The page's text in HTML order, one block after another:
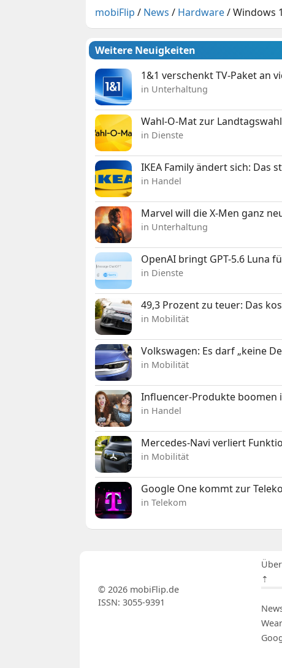
mobiFlip / News / Hardware/Windows
Weitere Neuigkeiten
1&1 verschenkt TV-Paket an
in Unterhaltung
Wahl-O-Mat zur
in Dienste
IKEA Family ändert sich: Das
in Handel
Marvel will die X-Men ganz
in Unterhaltung
OpenAI bringt GPT-5.6 Luna
in Dienste
49,3 Prozent zu teuer: Das
in Mobilität
Volkswagen: Es darf „keine
in Mobilität
Influencer-Produkte boomen
in Handel
Mercedes-Navi verliert
in Mobilität
Google One kommt zur
in Telekom
Über
⇡
© 2026 mobiFlip.de
ISSN: 3055-9391